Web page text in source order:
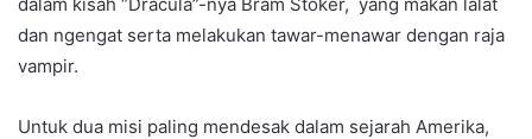
dan ngengat serta melakukan tawar-menawar dengan raja
vampir.
Untuk dua misi paling mendesak dalam sejarah Amerika,